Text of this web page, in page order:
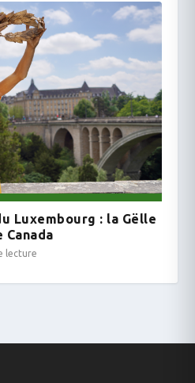
Luxembourg : la Gëlle
Canada
lecture